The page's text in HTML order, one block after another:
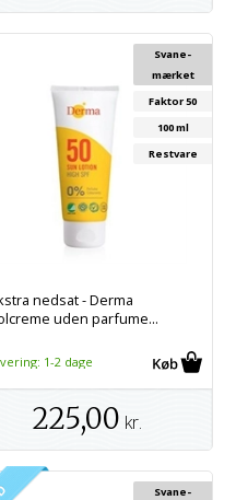
nedsat - Derma
uden parfume...
Svane-
mærket
Faktor 50
100 ml
Restvare
1-2 dage
225,00 kr.
Svane-